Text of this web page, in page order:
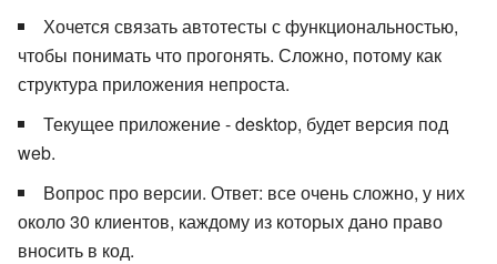
Хочется связать автотесты с функциональностью,
чтобы понимать что прогонять. Сложно, потому как
структура приложения непроста.
Текущее приложение - desktop, будет версия под
web.
Вопрос про версии. Ответ: все очень сложно, у них
около 30 клиентов, каждому из которых дано право
вносить в код.